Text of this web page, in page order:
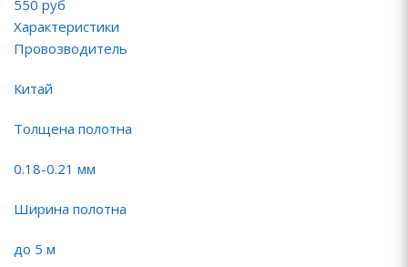
550 руб
Характеристики
Провозводитель
Китай
Толщена полотна
0.18-0.21 мм
Ширина полотна
до 5 м